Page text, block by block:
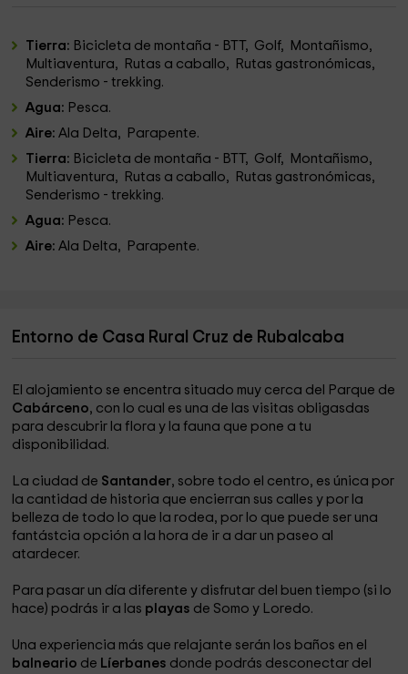
Tierra: Bicicleta de montaña - BTT, Golf, Montañismo,
Multiaventura, Rutas a caballo, Rutas gastronómicas,
Senderismo - trekking.
Agua: Pesca.
Aire:Ala Delta, Parapente.
Tierra: Bicicleta de montaña - BTT, Golf, Montañismo,
Multiaventura, Rutas a caballo, Rutas gastronómicas,
Senderismo - trekking.
Agua: Pesca.
Aire:Ala Delta, Parapente.
Entorno de Casa Rural Cruz de Rubalcaba
El alojamiento se encentra situado muy cerca del Parque de
Cabárceno, con lo cual es una de las visitas obligasdas
para descubrir la flora y la fauna que pone a tu
disponibilidad.
La ciudad de Santander, sobre todo el centro, es única por
la cantidad de historia que encierran sus calles y por la
belleza de todo lo que la rodea, por lo que puede ser una
fantástcia opción a la hora de ir a dar un paseo al
atardecer.
Para pasar un día diferente y disfrutar del buen tiempo (si lo
hace) podrás ir a las playas de Somo y Loredo.
Una experiencia más que relajante serán los baños en el
balneario de Líerbanes donde podrás desconectar del